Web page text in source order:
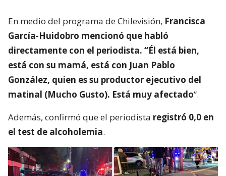
En medio del programa de Chilevisión, Francisca
García-Huidobro mencionó que habló
directamente con el periodista. “Él está bien,
está con su mamá, está con Juan Pablo
González, quien es su productor ejecutivo del
matinal (Mucho Gusto). Está muy afectado”.
Además, confirmó que el periodista registró 0,0 en
el test de alcoholemia.